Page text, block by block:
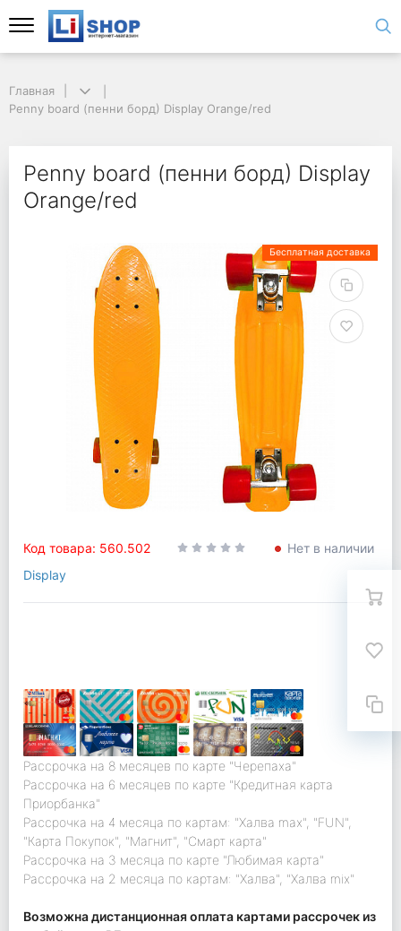
Главная
Penny board (пенни борд) Display Orange/red
Penny board (пенни борд) Display
Orange/red
Бесплатная доставка
Код товара: 560.502
Нет в наличии
Display
Рассрочка на 8 месяцев по карте "Черепаха"
Рассрочка на 6 месяцев по карте "Кредитная карта
Приорбанка"
Рассрочка на 4 месяца по картам: "Халва max", "FUN",
"Карта Покупок", "Магнит", "Смарт карта"
Рассрочка на 3 месяца по карте "Любимая карта"
Рассрочка на 2 месяца по картам: "Халва", "Халва mix"
Возможна дистанционная оплата картами рассрочек из